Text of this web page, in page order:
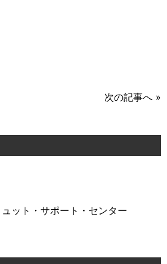
次の記事へ »
ット・サポート・センター